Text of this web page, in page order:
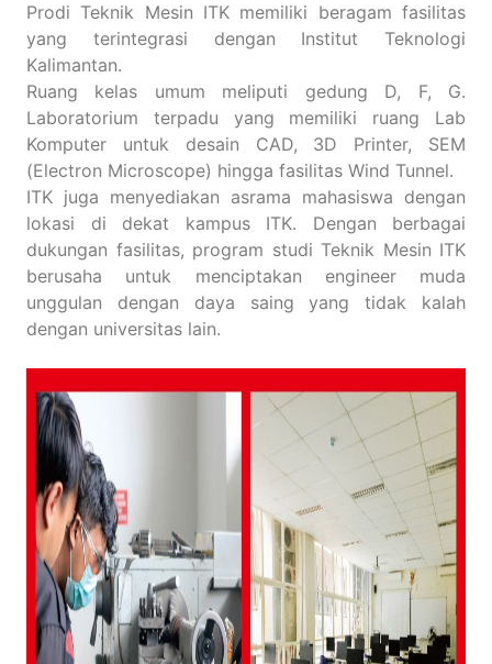
Prodi Teknik Mesin ITK memiliki beragam fasilitas
yang terintegrasi dengan Institut Teknologi
Kalimantan.
Ruang kelas umum meliputi gedung D, F, G.
Laboratorium terpadu yang memiliki ruang Lab
Komputer untuk desain CAD, 3D Printer, SEM
(Electron Microscope) hingga fasilitas Wind Tunnel.
ITK juga menyediakan asrama mahasiswa dengan
lokasi di dekat kampus ITK. Dengan berbagai
dukungan fasilitas, program studi Teknik Mesin ITK
berusaha untuk menciptakan engineer muda
unggulan dengan daya saing yang tidak kalah
dengan universitas lain.